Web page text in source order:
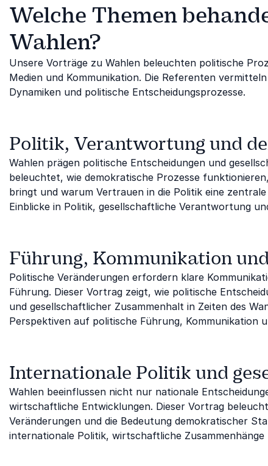
Welche Themen
Wahlen?
Unsere Vorträge zu Wahlen beleuchten politische
Medien und Kommunikation. Die Referenten
Dynamiken und politische Entscheidungsprozesse.
Politik, Verantwortung und
Wahlen prägen politische Entscheidungen und
beleuchtet, wie demokratische Prozesse
bringt und warum Vertrauen in die Politik eine zentrale
Einblicke in Politik, gesellschaftliche Verantwortung
Führung, Kommunikation
Politische Veränderungen erfordern klare
Führung. Dieser Vortrag zeigt, wie politische
und gesellschaftlicher Zusammenhalt in Zeiten des
Perspektiven auf politische Führung, Kommunikation
Internationale Politik und
Wahlen beeinflussen nicht nur nationale
wirtschaftliche Entwicklungen. Dieser Vortrag
Veränderungen und die Bedeutung demokratischer
internationale Politik, wirtschaftliche Zusammenhänge